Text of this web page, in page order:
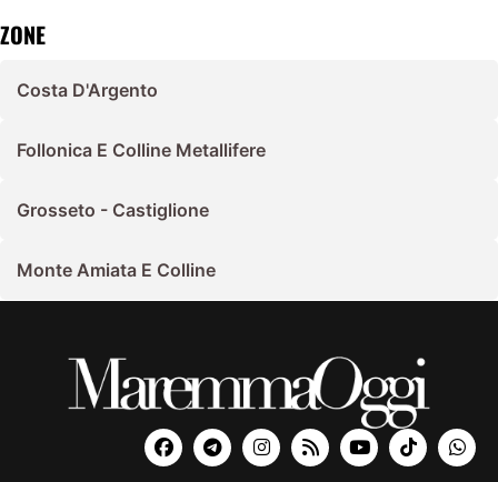
ZONE
Costa D'Argento
Follonica E Colline Metallifere
Grosseto - Castiglione
Monte Amiata E Colline